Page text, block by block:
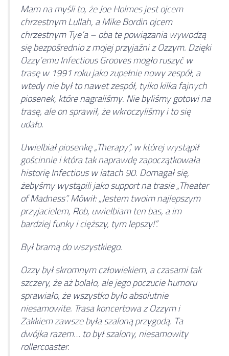
Mam na myśli to, że Joe Holmes jest ojcem
chrzestnym Lullah, a Mike Bordin ojcem
chrzestnym Tye’a – oba te powiązania wywodzą
się bezpośrednio z mojej przyjaźni z Ozzym. Dzięki
Ozzy’emu Infectious Grooves mogło ruszyć w
trasę w 1991 roku jako zupełnie nowy zespół, a
wtedy nie był to nawet zespół, tylko kilka fajnych
piosenek, które nagraliśmy. Nie byliśmy gotowi na
trasę, ale on sprawił, że wkroczyliśmy i to się
udało.
Uwielbiał piosenkę „Therapy”, w której wystąpił
gościnnie i która tak naprawdę zapoczątkowała
historię Infectious w latach 90. Domagał się,
żebyśmy wystąpili jako support na trasie „Theater
of Madness”. Mówił: „Jestem twoim najlepszym
przyjacielem, Rob, uwielbiam ten bas, a im
bardziej funky i cięższy, tym lepszy!”.
Był bramą do wszystkiego.
Ozzy był skromnym człowiekiem, a czasami tak
szczery, że aż bolało, ale jego poczucie humoru
sprawiało, że wszystko było absolutnie
niesamowite. Trasa koncertowa z Ozzym i
Zakkiem zawsze była szaloną przygodą. Ta
dwójka razem… to był szalony, niesamowity
rollercoaster.